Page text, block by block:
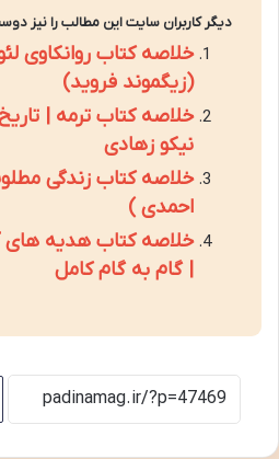
دیگر کاربران سایت این مطالب را نیز
خلاصه کتاب روانکاوی
(زیگموند فروید)
خلاصه کتاب ترمه |
نیکو زهادی
خلاصه کتاب زندگی
احمدی )
خلاصه کتاب هدیه های
| گام به گام کامل